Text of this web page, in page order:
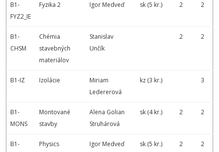
B1-
FYZ2_IE
Fyzika 2 Igor Medveď sk (5 kr.) 2 2
B1-
CHSM
Chémia
stavebných
materiálov
Stanislav
Unčík
2 2
B1-IZ Izolácie
Miriam
Ledererová
kz (3 kr.) 3
B1-
MONS
Montované
stavby
Alena Golian
Struhárová
sk (4 kr.) 2 2
B1-
Physics Igor Medveď sk (5 kr.) 2 2